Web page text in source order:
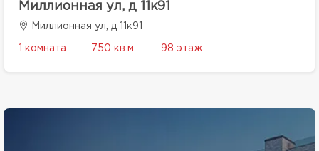
Миллионная ул, д 11к91
Миллионная ул, д 11к91
1 комната 750 кв.м. 98 этаж